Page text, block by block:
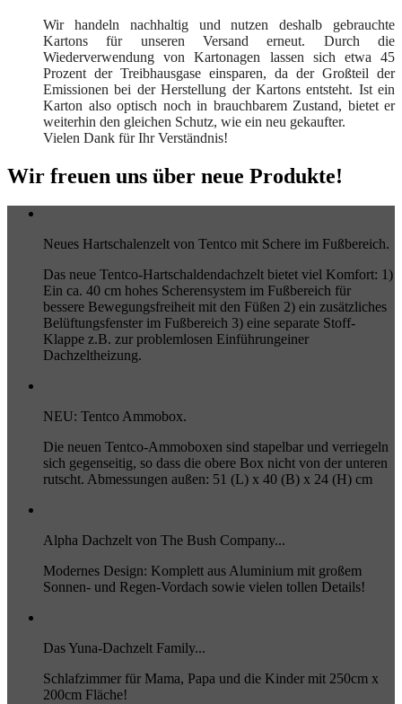
Wir handeln nachhaltig und nutzen deshalb gebrauchte
Kartons für unseren Versand erneut. Durch die
Wiederverwendung von Kartonagen lassen sich etwa 45
Prozent der Treibhausgase einsparen, da der Großteil der
Emissionen bei der Herstellung der Kartons entsteht. Ist ein
Karton also optisch noch in brauchbarem Zustand, bietet er
weiterhin den gleichen Schutz, wie ein neu gekaufter.
Vielen Dank für Ihr Verständnis!
Wir freuen uns über neue Produkte!
Neues Hartschalenzelt von Tentco mit Schere im Fußbereich.
Das neue Tentco-Hartschaldendachzelt bietet viel Komfort: 1)
Ein ca. 40 cm hohes Scherensystem im Fußbereich für
bessere Bewegungsfreiheit mit den Füßen 2) ein zusätzliches
Belüftungsfenster im Fußbereich 3) eine separate Stoff-
Klappe z.B. zur problemlosen Einführungeiner
Dachzeltheizung.
NEU: Tentco Ammobox.
Die neuen Tentco-Ammoboxen sind stapelbar und verriegeln
sich gegenseitig, so dass die obere Box nicht von der unteren
rutscht. Abmessungen außen: 51 (L) x 40 (B) x 24 (H) cm
Alpha Dachzelt von The Bush Company...
Modernes Design: Komplett aus Aluminium mit großem
Sonnen- und Regen-Vordach sowie vielen tollen Details!
Das Yuna-Dachzelt Family...
Schlafzimmer für Mama, Papa und die Kinder mit 250cm x
200cm Fläche!